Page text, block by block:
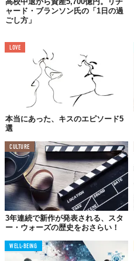
ャード・ブランソン氏の「1日の過
ごし方」
LOVE
本当にあった、キスのエピソード5
選
CULTURE
3年連続で新作が発表される、スタ
ー・ウォーズの歴史をおさらい！
WELL-BEING